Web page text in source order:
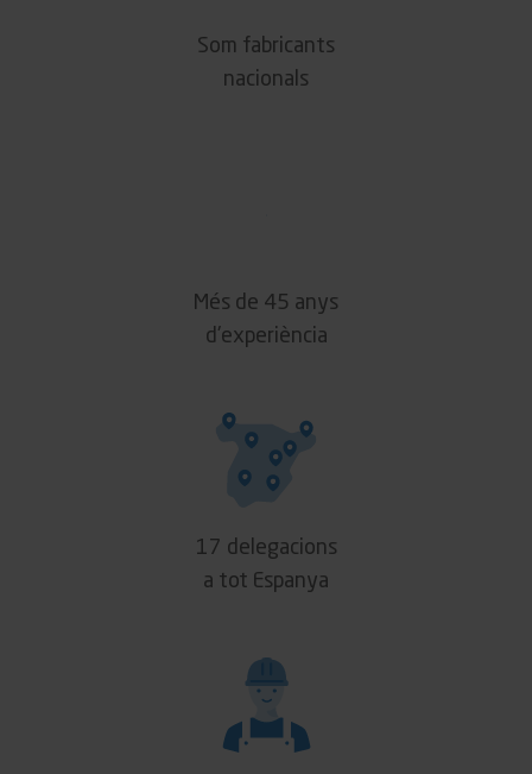
Som fabricants
nacionals
Més de 45 anys
d'experiència
17 delegacions
a tot Espanya